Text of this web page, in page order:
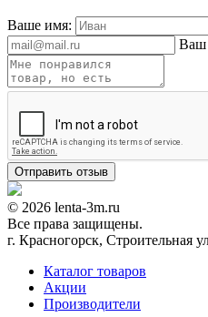
Ваше имя:
Ваш
© 2026 lenta-3m.ru
Все права защищены.
г. Красногорск, Строительная
Каталог товаров
Акции
Производители